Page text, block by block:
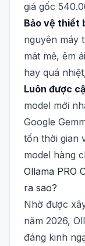
giá gốc
Bảo vệ thiết
nguyên máy
mát mẻ, êm
hay quá
Luôn được
model mới
Google
tốn thời gian
model hàng
Ollama PRO
ra sao?
Nhờ được
năm 2026,
đáng kinh